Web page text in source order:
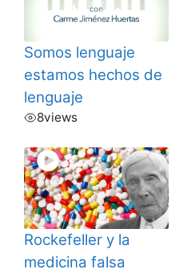
Somos lenguaje
estamos hechos de
lenguaje
8views
Rockefeller y la
medicina falsa